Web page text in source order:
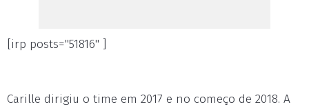
[irp posts="51816" ]
Carille dirigiu o time em 2017 e no começo de 2018. A